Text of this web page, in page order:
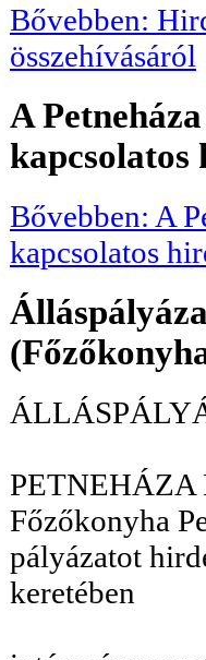
Bővebben:
összehívásáról
A
kapcsolatos
Bővebben: A
kapcsolatos
Főzőkonyha
pályázatot
keretében